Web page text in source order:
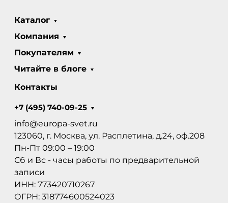
Каталог
Компания
Покупателям
Читайте в блоге
Контакты
+7 (495) 740-09-25
info@europa-svet.ru
123060, г. Москва, ул. Расплетина, д.24, оф.208
Пн-Пт 09:00 – 19:00
Сб и Вс - часы работы по предварительной
записи
ИНН: 773420710267
ОГРН: 318774600524023